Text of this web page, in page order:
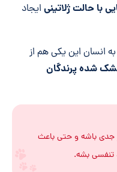
با حالت ژلاتینی ایجاد
به انسان این یکی هم از
شده پرندگان
جدی باشه و حتی باعث
تنفسی بشه.